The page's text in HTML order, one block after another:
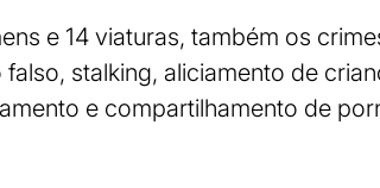
e 14 viaturas, também os
stalking, aliciamento de
e compartilhamento de